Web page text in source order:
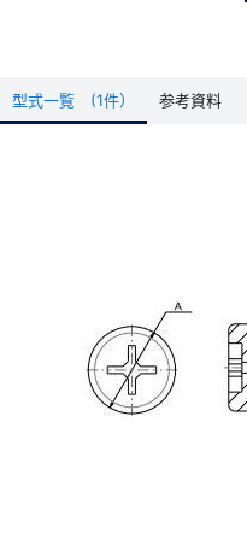
型式一覧 (1件） 参考資料